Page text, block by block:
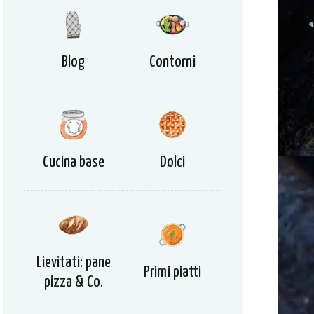
Blog Contorni
Cucina base Dolci
Lievitati: pane
pizza & Co.
Primi piatti